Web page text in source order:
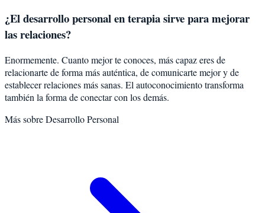
¿El desarrollo personal en terapia sirve para mejorar
las relaciones?
Enormemente. Cuanto mejor te conoces, más capaz eres de
relacionarte de forma más auténtica, de comunicarte mejor y de
establecer relaciones más sanas. El autoconocimiento transforma
también la forma de conectar con los demás.
Más sobreDesarrollo Personal